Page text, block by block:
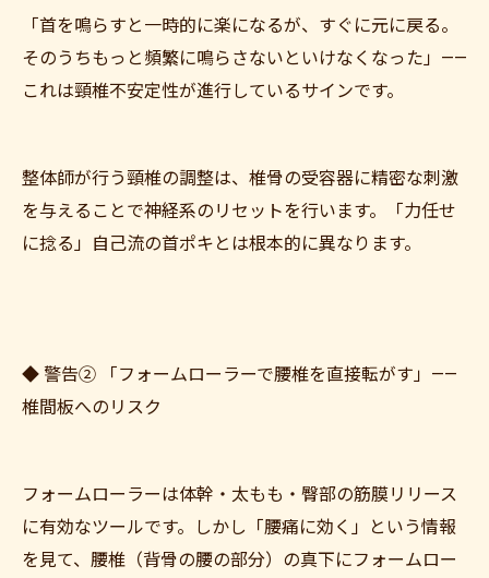
「首を鳴らすと一時的に楽になるが、すぐに元に戻る。
そのうちもっと頻繁に鳴らさないといけなくなった」——
これは頸椎不安定性が進行しているサインです。
整体師が行う頸椎の調整は、椎骨の受容器に精密な刺激
を与えることで神経系のリセットを行います。「力任せ
に捻る」自己流の首ポキとは根本的に異なります。
◆ 警告② 「フォームローラーで腰椎を直接転がす」——
椎間板へのリスク
フォームローラーは体幹・太もも・臀部の筋膜リリース
に有効なツールです。しかし「腰痛に効く」という情報
を見て、腰椎（背骨の腰の部分）の真下にフォームロー